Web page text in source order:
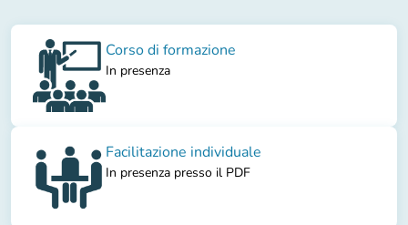
Corso di formazione
In presenza
Facilitazione individuale
In presenza presso il PDF